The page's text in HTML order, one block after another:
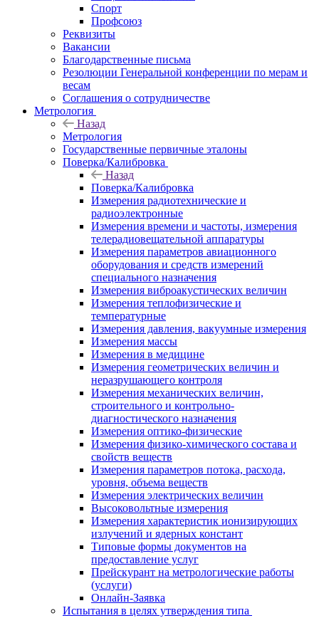
Спорт
Профсоюз
Реквизиты
Вакансии
Благодарственные письма
Резолюции Генеральной конференции по мерам и
весам
Соглашения о сотрудничестве
Метрология
Назад
Метрология
Государственные первичные эталоны
Поверка/Калибровка
Назад
Поверка/Калибровка
Измерения радиотехнические и
радиоэлектронные
Измерения времени и частоты, измерения
телерадиовещательной аппаратуры
Измерения параметров авиационного
оборудования и средств измерений
специального назначения
Измерения виброакустических величин
Измерения теплофизические и
температурные
Измерения давления, вакуумные измерения
Измерения массы
Измерения в медицине
Измерения геометрических величин и
неразрушающего контроля
Измерения механических величин,
строительного и контрольно-
диагностического назначения
Измерения оптико-физические
Измерения физико-химического состава и
свойств веществ
Измерения параметров потока, расхода,
уровня, объема веществ
Измерения электрических величин
Высоковольтные измерения
Измерения характеристик ионизирующих
излучений и ядерных констант
Типовые формы документов на
предоставление услуг
Прейскурант на метрологические работы
(услуги)
Онлайн-Заявка
Испытания в целях утверждения типа